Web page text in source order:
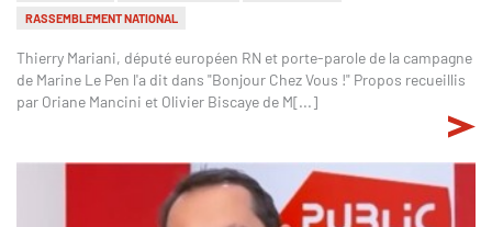
RASSEMBLEMENT NATIONAL
Thierry Mariani, député européen RN et porte-parole de la campagne
de Marine Le Pen l'a dit dans "Bonjour Chez Vous !" Propos recueillis
par Oriane Mancini et Olivier Biscaye de M[...]